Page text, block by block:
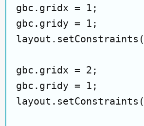
gbc.gridx = 1;
gbc.gridy = 1;
gbc.gridx = 2;
gbc.gridy = 1;